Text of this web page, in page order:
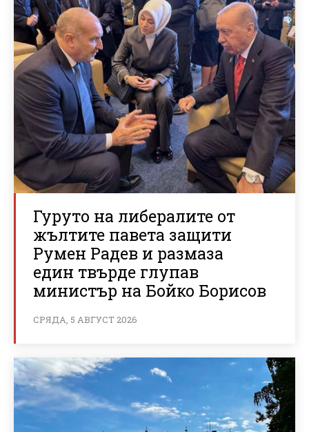
Гуруто на либералите от
жълтите павета защити
Румен Радев и размаза
един твърде глупав
министър на Бойко Борисов
СРЯДА, 5 АВГУСТ 2026